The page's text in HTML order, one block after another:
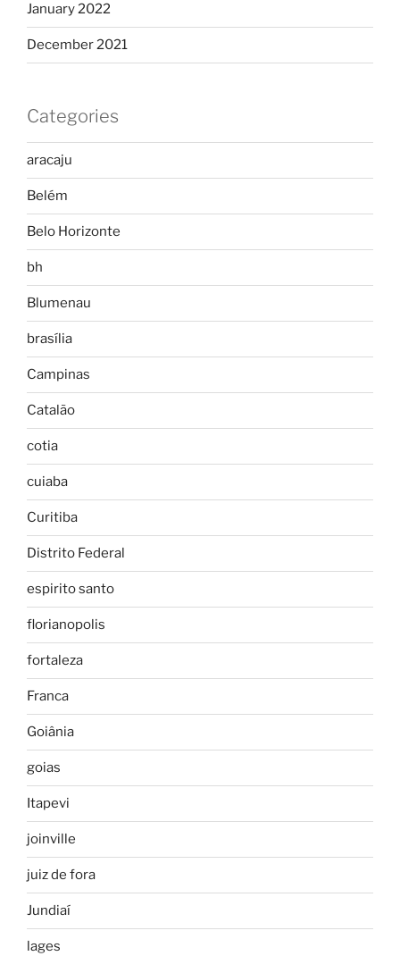
January 2022
December 2021
Categories
aracaju
Belém
Belo Horizonte
bh
Blumenau
brasília
Campinas
Catalão
cotia
cuiaba
Curitiba
Distrito Federal
espirito santo
florianopolis
fortaleza
Franca
Goiânia
goias
Itapevi
joinville
juiz de fora
Jundiaí
lages